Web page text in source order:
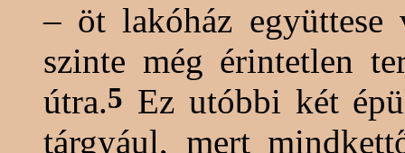
– öt lakóház
szinte még érintetlen
útra.5 Ez utóbbi két
tárgyául, mert